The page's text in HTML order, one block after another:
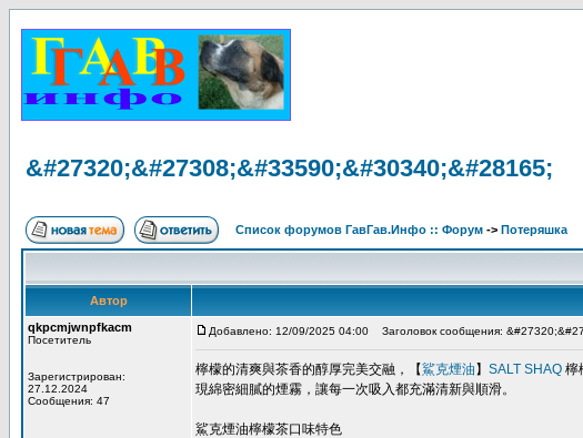
&#27320;&#27308;&#33590;&#30340;&#28165;
Список форумов ГавГав.Инфо :: Форум -> Потеряшка
Автор
qkpcmjwnpfkacm
Посетитель
Зарегистрирован:
27.12.2024
Сообщения: 47
Добавлено: 12/09/2025 04:00 Заголовок сообщения:
檸檬的清爽與茶香的醇厚完美交融，【鯊克煙油 】 SALT SHAQ 檸
現綿密細膩的煙霧，讓每一次吸入都充滿清新與順滑。
鯊克煙油檸檬茶口味特色